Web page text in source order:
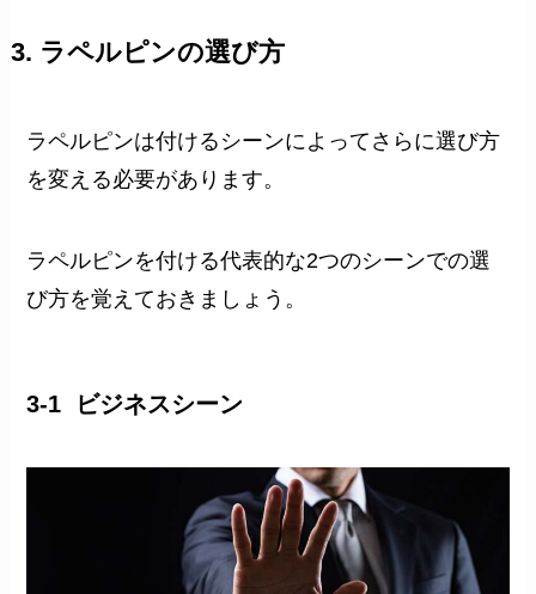
3. ラペルピンの選び方
ラペルピンは付けるシーンによってさらに選び方
を変える必要があります。
ラペルピンを付ける代表的な2つのシーンでの選
び方を覚えておきましょう。
3-1 ビジネスシーン